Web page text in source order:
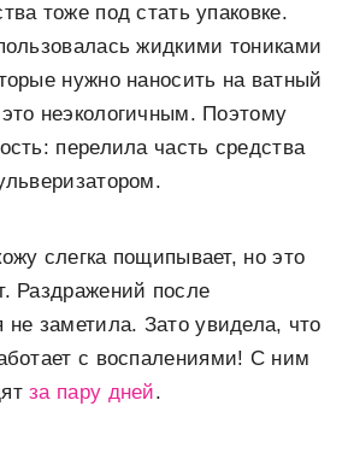
тоже под стать упаковке.
жидкими тониками
нужно наносить на ватный
неэкологичным. Поэтому
перелила часть средства
слегка пощипывает, но это
Раздражений после
не заметила. Зато увидела, что
с воспалениями! С ним
за пару дней.